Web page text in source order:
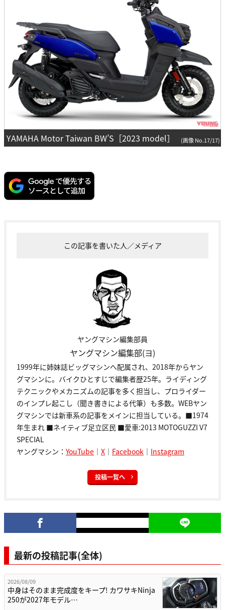
YAMAHA Motor Taiwan BW’S［2023 model］ (画像 No.17/17)
この記事を書いた人／メディア
ヤングマシン編集部員
ヤングマシン編集部(ヨ)
1999年に姉妹誌ビッグマシンへ配属され、2018年からヤン
グマシンに。バイクひとすじで編集者歴25年。ライディング
テクニックやメカニズムの記事を多く担当し、プロライダー
のインプレ起こし（聞き書きによる代筆）も多数。WEBヤン
グマシンでは新車系の記事をメインに担当している。■1974
年生まれ ■ネイティブ足立区民 ■愛車:2013 MOTOGUZZI V7
SPECIAL
ヤングマシン： YouTube ｜ X ｜ Facebook ｜ Instagram
投稿一覧へ
最新の投稿記事(全体)
2026/08/09
中身はそのまま完成度をキープ! カワサキNinja
250が2027年モデル…